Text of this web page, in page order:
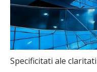
Specificitati ale